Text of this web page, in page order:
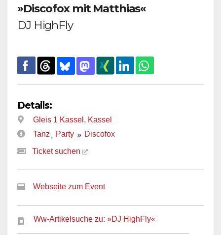
»Discofox mit Matthias«
DJ HighFly
Details:
Gleis 1 Kassel , Kassel
Tanz , Party » Discofox
Ticket suchen
Webseite zum Event
Ww-Artikelsuche zu: »DJ HighFly«